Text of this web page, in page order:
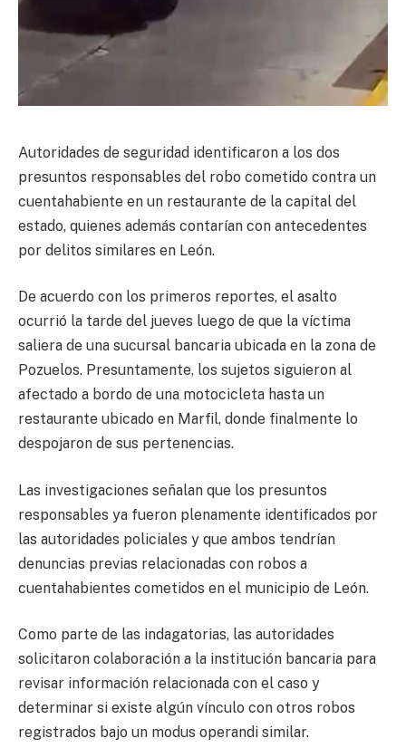
Autoridades de seguridad identificaron a los dos
presuntos responsables del robo cometido contra un
cuentahabiente en un restaurante de la capital del
estado, quienes además contarían con antecedentes
por delitos similares en León.
De acuerdo con los primeros reportes, el asalto
ocurrió la tarde del jueves luego de que la víctima
saliera de una sucursal bancaria ubicada en la zona de
Pozuelos. Presuntamente, los sujetos siguieron al
afectado a bordo de una motocicleta hasta un
restaurante ubicado en Marfil, donde finalmente lo
despojaron de sus pertenencias.
Las investigaciones señalan que los presuntos
responsables ya fueron plenamente identificados por
las autoridades policiales y que ambos tendrían
denuncias previas relacionadas con robos a
cuentahabientes cometidos en el municipio de León.
Como parte de las indagatorias, las autoridades
solicitaron colaboración a la institución bancaria para
revisar información relacionada con el caso y
determinar si existe algún vínculo con otros robos
registrados bajo un modus operandi similar.